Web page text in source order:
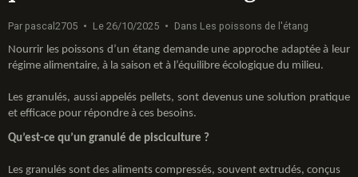
Par pascal2705 Le 26/10/2025 Dans Les poissons de l'étang
Nourrir les poissons d’un étang demande une approche adaptée à leur
régime alimentaire, à la saison et à l’équilibre écologique du milieu.
Les granulés, aussi appelés pellets, sont devenus une solution pratique
et efficace pour répondre à ces besoins.
Qu’est-ce qu’un granulé de pisciculture ?
Les granulés sont des aliments compressés, souvent extrudés, conçus